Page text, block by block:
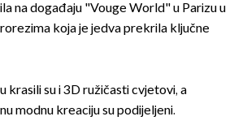
na događaju "Vouge World" u Parizu u
koja je jedva prekrila ključne
krasili su i 3D ružičasti cvjetovi, a
modnu kreaciju su podijeljeni.